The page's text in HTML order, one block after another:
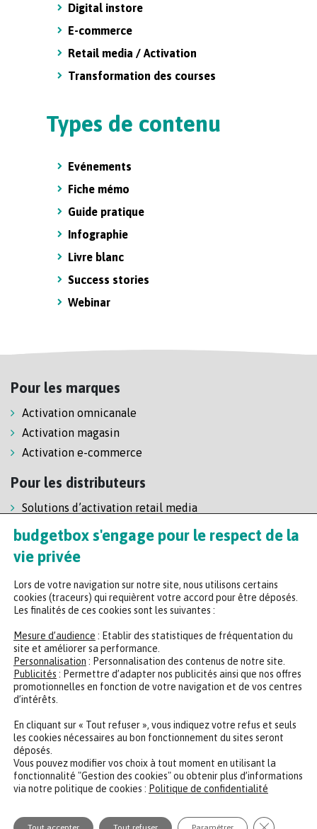
Digital instore
E-commerce
Retail media / Activation
Transformation des courses
Types de contenu
Evénements
Fiche mémo
Guide pratique
Infographie
Livre blanc
Success stories
Webinar
Pour les marques
Activation omnicanale
Activation magasin
Activation e-commerce
Pour les distributeurs
Solutions d’activation retail media
Solution de self-scanning
Régie enseigne
Headquarters
47 rue de la Chaussée d'Antin, 75009 Paris
CONTACTER UN EXPERT REJOINDRE NOTRE ÉQUIPE
budgetbox s'engage pour le respect de la
vie privée
Lors de votre navigation sur notre site, nous utilisons certains
cookies (traceurs) qui requièrent votre accord pour être déposés.
Les finalités de ces cookies sont les suivantes :
Mesure d’audience : Etablir des statistiques de fréquentation du
site et améliorer sa performance.
Personnalisation : Personnalisation des contenus de notre site.
Publicités : Permettre d’adapter nos publicités ainsi que nos offres
promotionnelles en fonction de votre navigation et de vos centres
d’intérêts.
En cliquant sur « Tout refuser », vous indiquez votre refus et seuls
les cookies nécessaires au bon fonctionnement du sites seront
déposés.
Vous pouvez modifier vos choix à tout moment en utilisant la
fonctionnalité "Gestion des cookies" ou obtenir plus d’informations
via notre politique de cookies : Politique de confidentialité
Fermer la